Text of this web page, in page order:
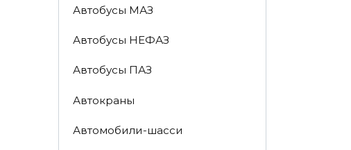
Автобусы МАЗ
Автобусы НЕФАЗ
Автобусы ПАЗ
Автокраны
Автомобили-шасси